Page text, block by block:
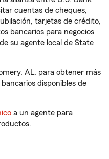
cuentas de cheques,
tarjetas de crédito,
bancarios para negocios
su agente local de State
AL, para obtener más
disponibles de
a un agente para